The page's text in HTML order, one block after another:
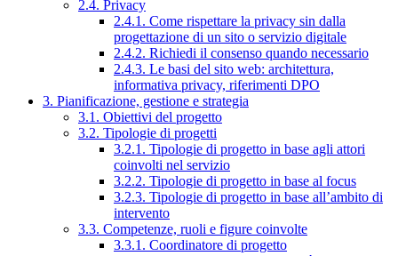
2.4. Privacy
2.4.1. Come rispettare la privacy sin dalla
progettazione di un sito o servizio digitale
2.4.2. Richiedi il consenso quando necessario
2.4.3. Le basi del sito web: architettura,
informativa privacy, riferimenti DPO
3. Pianificazione, gestione e strategia
3.1. Obiettivi del progetto
3.2. Tipologie di progetti
3.2.1. Tipologie di progetto in base agli attori
coinvolti nel servizio
3.2.2. Tipologie di progetto in base al focus
3.2.3. Tipologie di progetto in base all’ambito di
intervento
3.3. Competenze, ruoli e figure coinvolte
3.3.1. Coordinatore di progetto